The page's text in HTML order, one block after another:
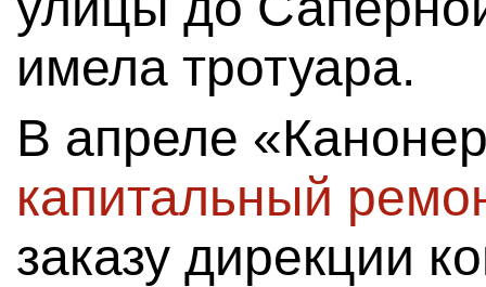
имела тротуара.
В апреле
капитальный
заказу дирекции